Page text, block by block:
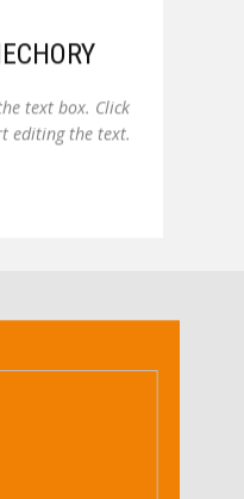
text box. Click
editing the text.